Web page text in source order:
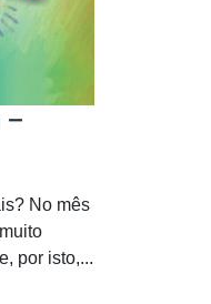
–
No mês
por isto,...